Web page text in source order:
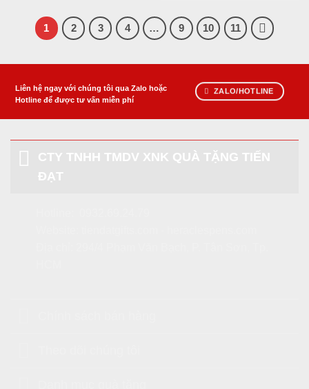
1 2 3 4 … 9 10 11
Liên hệ ngay với chúng tôi qua Zalo hoặc
Hotline để được tư vấn miễn phí
ZALO/HOTLINE
CTY TNHH TMDV XNK QUÀ TẶNG TIẾN
ĐẠT